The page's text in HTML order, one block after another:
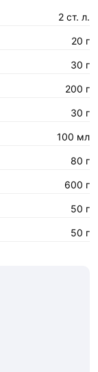
2 ст. л.
20 г
30 г
200 г
30 г
100 мл
80 г
600 г
50 г
50 г